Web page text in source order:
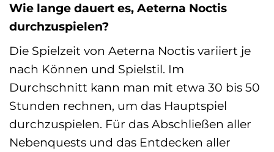
Wie lange dauert es, Aeterna Noctis
durchzuspielen?
Die Spielzeit von Aeterna Noctis variiert je
nach Können und Spielstil. Im
Durchschnitt kann man mit etwa 30 bis 50
Stunden rechnen, um das Hauptspiel
durchzuspielen. Für das Abschließen aller
Nebenquests und das Entdecken aller